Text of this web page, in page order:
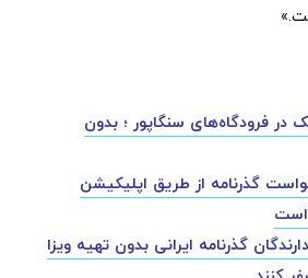
در فرودگاه‌های سنگاپور ؛ بدون
گذرنامه از طریق اپلیکیشن
است
گذرنامه ایرانی بدون تهیه ویزا